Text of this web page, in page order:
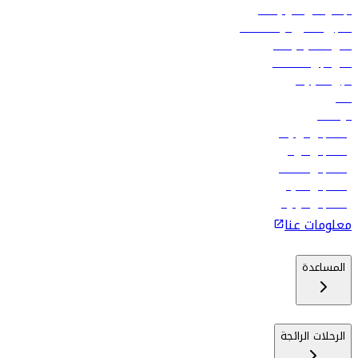
الإعلان على متن رحلاتنا
تسجيل الدخول لوكلاء السفر
أدنى أسعار الرحلات
فلاي دبي للعطلات
تأجير السيارات
فنادق
الوظائف
رحلات إلى تبيليسي
رحلات إلى الرياض
رحلات إلى مسقط
رحلات إلى ماليه
رحلات إلى كولومبو
معلومات عنا
المساعدة
الرحلات الرائجة